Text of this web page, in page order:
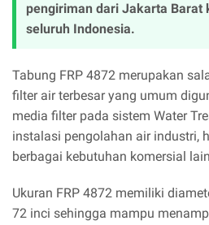
pengiriman dari Jakarta Barat
seluruh Indonesia.
Tabung FRP 4872 merupakan
filter air terbesar yang umum
media filter pada sistem Water
instalasi pengolahan air industri,
berbagai kebutuhan komersial
Ukuran FRP 4872 memiliki
72 inci sehingga mampu